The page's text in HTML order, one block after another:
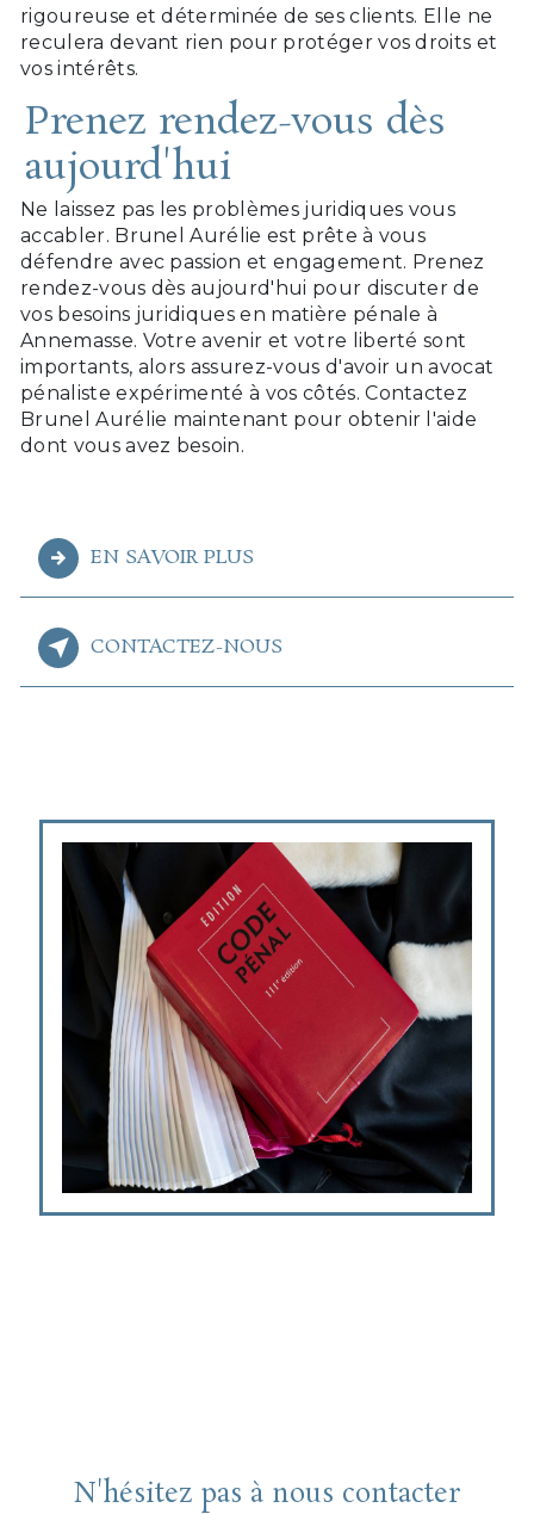
rigoureuse et déterminée de ses clients. Elle ne
reculera devant rien pour protéger vos droits et
vos intérêts.
Prenez rendez-vous dès
aujourd'hui
Ne laissez pas les problèmes juridiques vous
accabler. Brunel Aurélie est prête à vous
défendre avec passion et engagement. Prenez
rendez-vous dès aujourd'hui pour discuter de
vos besoins juridiques en matière pénale à
Annemasse. Votre avenir et votre liberté sont
importants, alors assurez-vous d'avoir un avocat
pénaliste expérimenté à vos côtés. Contactez
Brunel Aurélie maintenant pour obtenir l'aide
dont vous avez besoin.
EN SAVOIR PLUS
CONTACTEZ-NOUS
N'hésitez pas à nous contacter